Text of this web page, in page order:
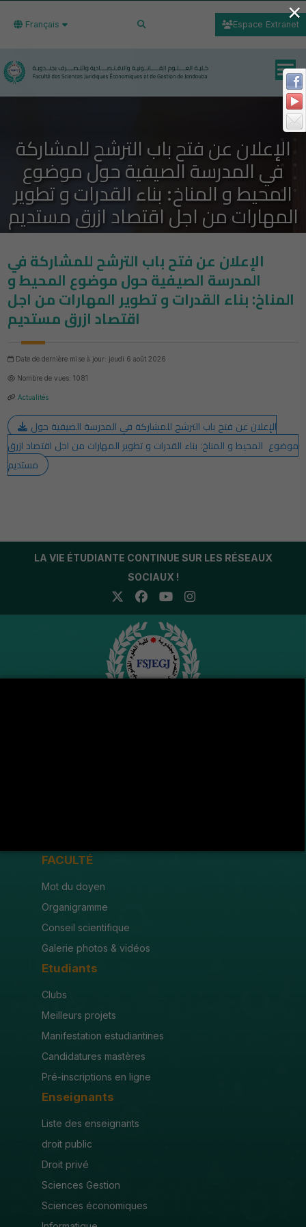
Français Espace Extranet
الإعلان عن فتح باب الترشح للمشاركة
في المدرسة الصيفية حول موضوع
المحيط و المناخ: بناء القدرات و تطوير
المهارات من اجل اقتصاد ازرق مستديم
الإعلان عن فتح باب الترشح للمشاركة في
المدرسة الصيفية حول موضوع المحيط و
المناخ: بناء القدرات و تطوير المهارات من اجل
اقتصاد ازرق مستديم
Date de dernière mise à jour: jeudi 6 août 2026
Nombre de vues: 1081
Actualités
الإعلان عن فتح باب الترشح للمشاركة في المدرسة الصيفية حول
موضوع المحيط و المناخ: بناء القدرات و تطوير المهارات من اجل اقتصاد ازرق
مستديم
LA VIE ÉTUDIANTE CONTINUE SUR LES RÉSEAUX
SOCIAUX !
FACULTÉ
Mot du doyen
Organigramme
Conseil scientifique
Galerie photos & vidéos
Etudiants
Clubs
Meilleurs projets
Manifestation estudiantines
Candidatures mastères
Pré-inscriptions en ligne
Enseignants
Liste des enseignants
droit public
Droit privé
Sciences Gestion
Sciences économiques
×